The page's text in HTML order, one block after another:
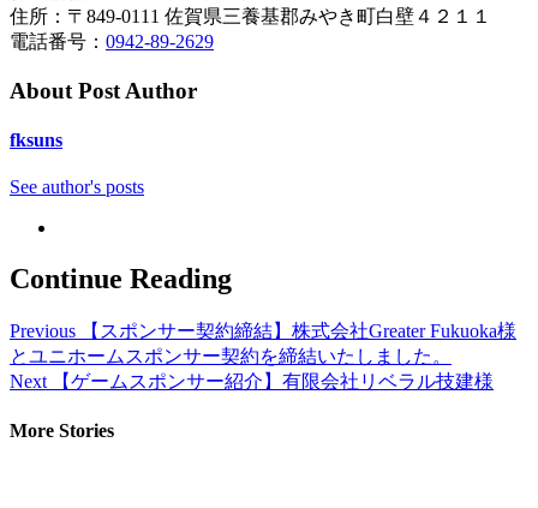
住所：〒849-0111 佐賀県三養基郡みやき町白壁４２１１
電話番号： 0942-89-2629
About Post Author
fksuns
See author's posts
Continue Reading
Previous 【スポンサー契約締結】株式会社Greater Fukuoka様
とユニホームスポンサー契約を締結いたしました。
Next 【ゲームスポンサー紹介】有限会社リベラル技建様
More Stories